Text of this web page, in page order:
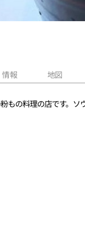
情報 地図
もの料理の店です。